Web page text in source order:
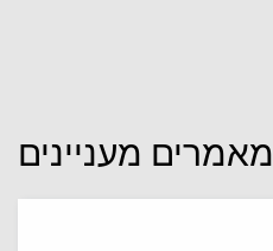
מאמרים מעניינים